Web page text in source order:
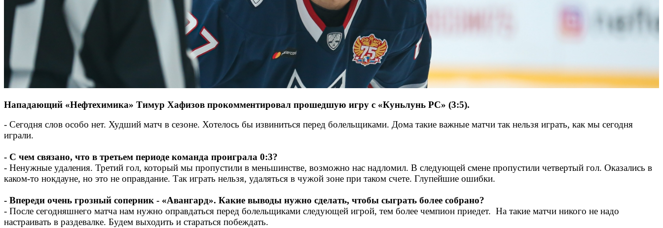
Нападающий «Нефтехимика» Тимур Хафизов прокомментировал прошедшую игру с «Куньлунь РС» (3:5).
- Сегодня слов особо нет. Худший матч в сезоне. Хотелось бы извиниться перед болельщиками. Дома такие важные матчи так нельзя играть, как мы сегодня
играли.
- С чем связано, что в третьем периоде команда проиграла 0:3?
- Ненужные удаления. Третий гол, который мы пропустили в меньшинстве, возможно нас надломил. В следующей смене пропустили четвертый гол. Оказались в
каком-то нокдауне, но это не оправдание. Так играть нельзя, удаляться в чужой зоне при таком счете. Глупейшие ошибки.
- Впереди очень грозный соперник - «Авангард». Какие выводы нужно сделать, чтобы сыграть более собрано?
- После сегодняшнего матча нам нужно оправдаться перед болельщиками следующей игрой, тем более чемпион приедет. На такие матчи никого не надо
настраивать в раздевалке. Будем выходить и стараться побеждать.